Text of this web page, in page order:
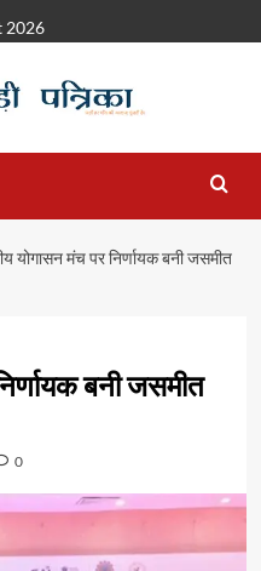
2026
योगासन मंच पर निर्णायक बनी जसमीत
बनी जसमीत
0